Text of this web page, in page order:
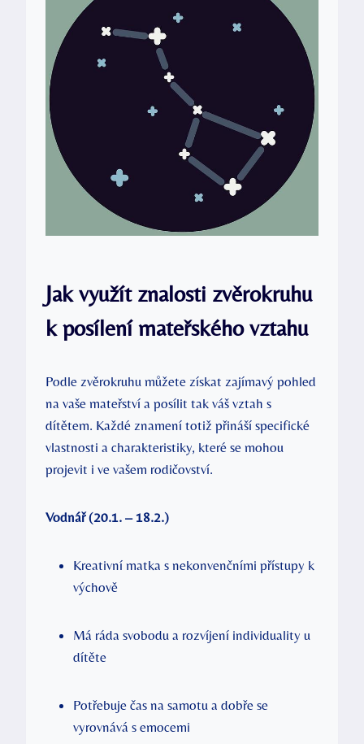
Jak využít znalosti zvěrokruhu
k posílení mateřského vztahu
Podle zvěrokruhu můžete získat zajímavý pohled
na vaše mateřství a posílit tak váš vztah s
dítětem. Každé znamení totiž přináší specifické
vlastnosti a charakteristiky, které se mohou
projevit i ve vašem rodičovství.
Vodnář (20.1. – 18.2.)
Kreativní matka s nekonvenčními přístupy k
výchově
Má ráda svobodu a rozvíjení individuality u
dítěte
Potřebuje čas na samotu a dobře se
vyrovnává s emocemi